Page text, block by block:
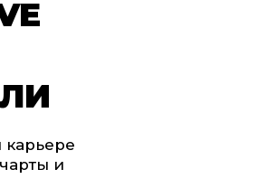
карьере
и